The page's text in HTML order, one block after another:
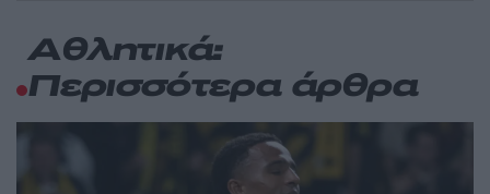
Αθλητικά:
Περισσότερα άρθρα